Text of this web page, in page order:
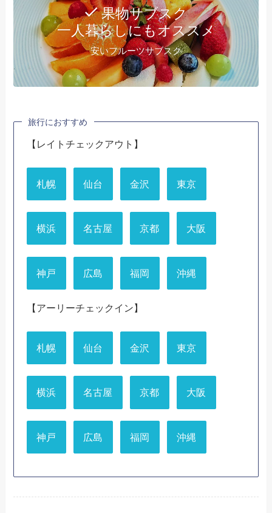
果物サブスク
一人暮らしにもオススメ
安いフルーツサブスク
旅行におすすめ
【レイトチェックアウト】
札幌 仙台 金沢 東京
横浜 名古屋 京都 大阪
神戸 広島 福岡 沖縄
【アーリーチェックイン】
札幌 仙台 金沢 東京
横浜 名古屋 京都 大阪
神戸 広島 福岡 沖縄